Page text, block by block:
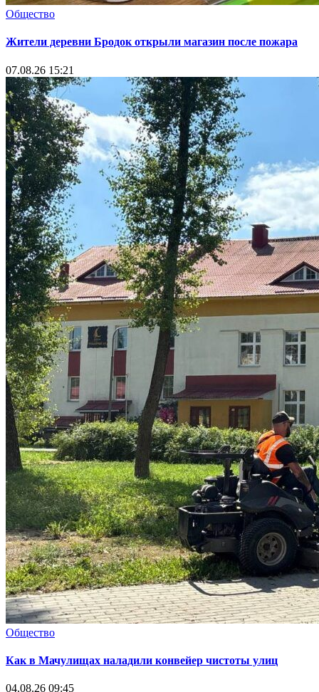
Общество
Жители деревни Бродок открыли магазин после пожара
07.08.26 15:21
Общество
Как в Мачулищах наладили конвейер чистоты улиц
04.08.26 09:45